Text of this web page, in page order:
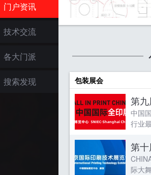
门户资讯
技术交流
各大门派
搜索发现 包装展会
第
中国
行业
第
际大